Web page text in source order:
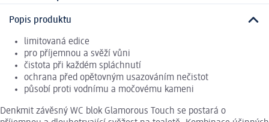
Popis produktu
limitovaná edice
pro příjemnou a svěží vůni
čistota při každém spláchnutí
ochrana před opětovným usazováním nečistot
působí proti vodnímu a močovému kameni
Denkmit závěsný WC blok Glamorous Touch se postará o